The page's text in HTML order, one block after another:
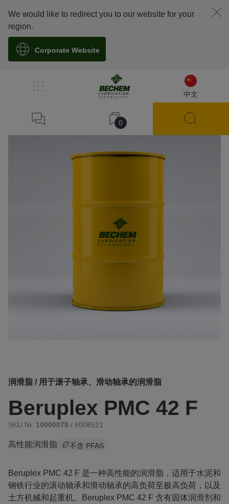
中文
0
We would like to redirect you to our website for your
region.
Corporate Website
溯源
润滑脂 / 用于滚子轴承、滑动轴承的润滑脂
Beruplex PMC 42 F
SKU Nr. 10000075 / 6008521
高性能润滑脂 不含 PFAS
Beruplex PMC 42 F 是一种高性能的润滑脂，适用于水泥和
钢铁行业的滚动轴承和滑动轴承的高负荷至极高负荷，以及
土方机械和起重机。Beruplex PMC 42 F 含有固体润滑剂和